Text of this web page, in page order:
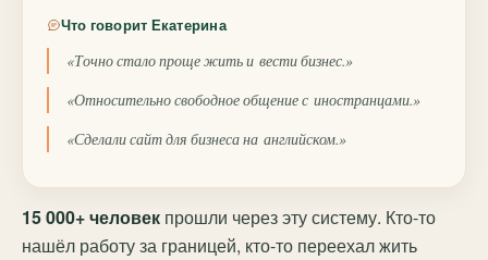
Что говорит Екатерина
«Точно стало проще жить и вести бизнес.»
«Относительно свободное общение с иностранцами.»
«Сделали сайт для бизнеса на английском.»
15 000+ человек прошли через эту систему. Кто-то
нашёл работу за границей, кто-то переехал жить